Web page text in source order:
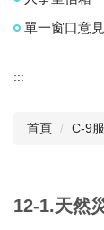
單一窗口意
:::
首頁 C-9
12-1.天然